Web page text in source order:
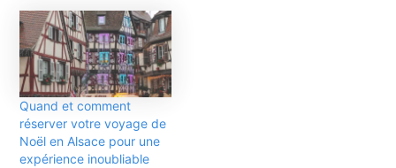
Quand et comment
réserver votre voyage de
Noël en Alsace pour une
expérience inoubliable